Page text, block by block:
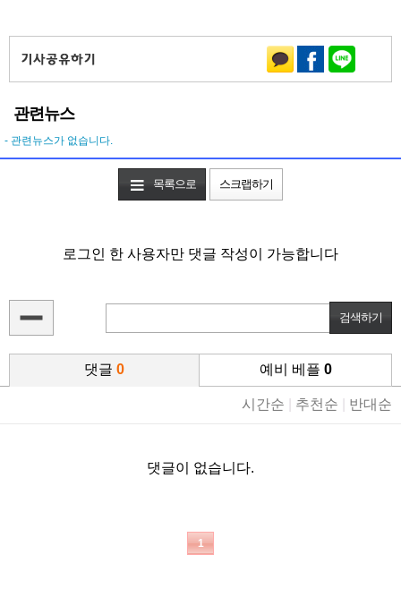
관련뉴스
- 관련뉴스가 없습니다.
목록으로 스크랩하기
로그인 한 사용자만 댓글 작성이 가능합니다
댓글 0 예비 베플 0
시간순 추천순 반대순
댓글이 없습니다.
1